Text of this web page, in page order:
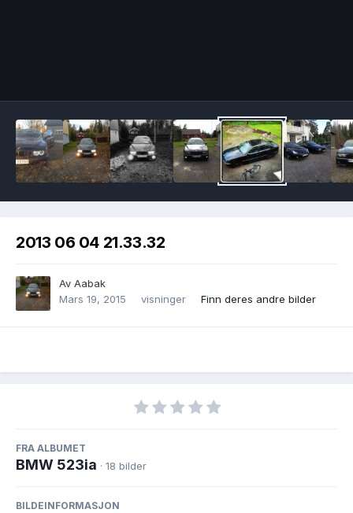
2013 06 04 21.33.32
Av Aabak
Mars 19, 2015
visninger Finn deres andre bilder
FRA ALBUMET
BMW 523ia · 18 bilder
BILDEINFORMASJON